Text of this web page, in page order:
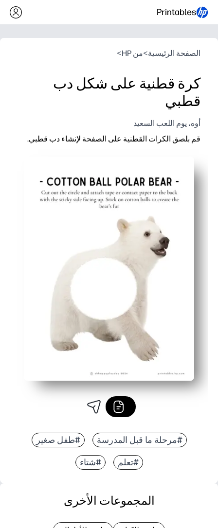
Printables
الصفحة الرئيسية>من HP >
كرة قطنية على شكل دب
قطبي
أوه، يوم اللعب السعيد
قم بلصق الكرات القطنية على الصفحة لإنشاء دب قطبي.
يمكنك بناء المهارات الحركية الدقيقة والتنسيق بين اليد
يمكنك الحصول على عمل فني ثلاثي الأبعاد غني بالحواس يحافظ
يمكنك إثارة محادثات سريعة حول القطب الشمالي - الموائل
#مرحلة ما قبل المدرسة #طفل صغير
#تعلم #شتاء
المجموعات الأخرى